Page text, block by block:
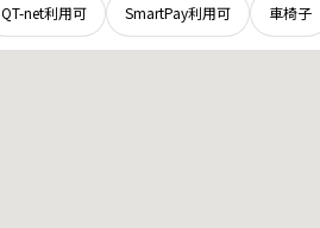
QT-net利用可 SmartPay利用可 車椅子